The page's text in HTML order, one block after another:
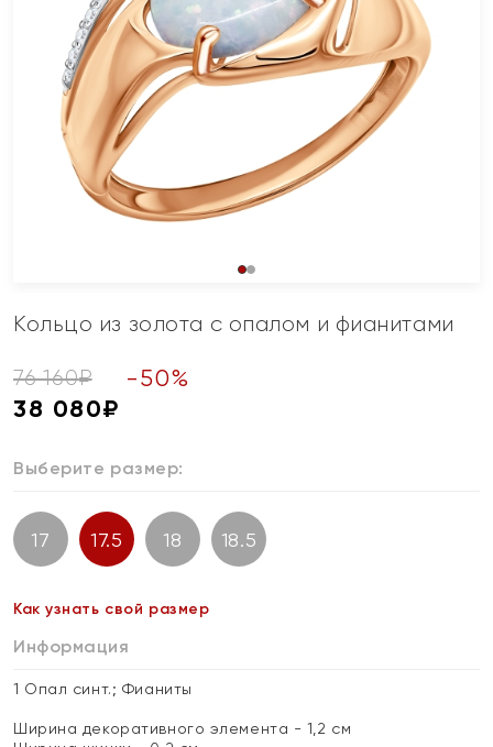
Кольцо из золота с опалом и фианитами
76 160₽ -50%
38 080₽
Выберите размер:
17 17.5 18 18.5
Как узнать свой размер
Информация
1 Опал синт.; Фианиты
Ширина декоративного элемента - 1,2 см